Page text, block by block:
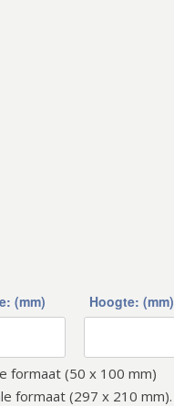
(mm) Hoogte: (mm)
formaat (50 x 100 mm)
formaat (297 x 210 mm).